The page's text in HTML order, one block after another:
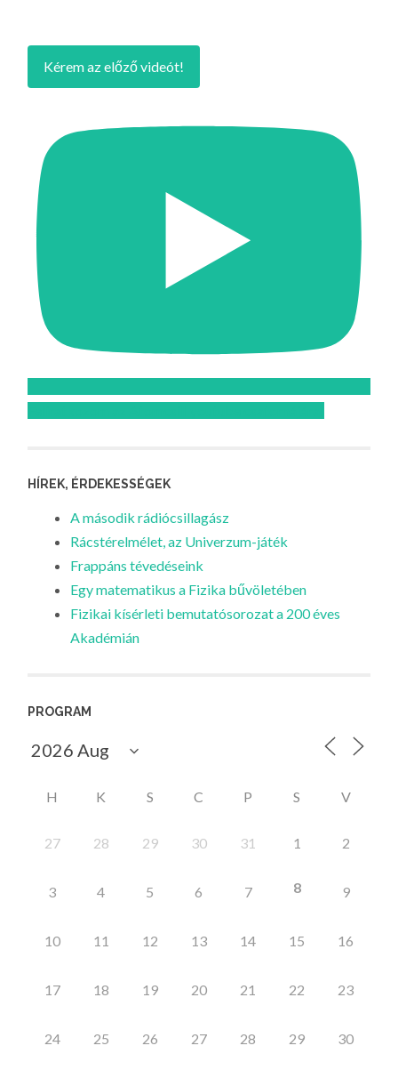
Kérem az előző videót!
HÍREK, ÉRDEKESSÉGEK
A második rádiócsillagász
Rácstérelmélet, az Univerzum-játék
Frappáns tévedéseink
Egy matematikus a Fizika bűvöletében
Fizikai kísérleti bemutatósorozat a 200 éves
Akadémián
PROGRAM
H K S C P S V
27 28 29 30 31 1 2
3 4 5 6 7 8 9
10 11 12 13 14 15 16
17 18 19 20 21 22 23
24 25 26 27 28 29 30